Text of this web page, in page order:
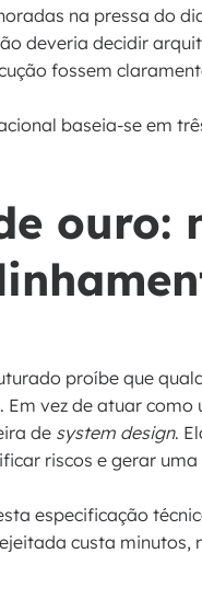
na pressa do
deveria decidir
fossem
baseia-se em
ouro:
proíbe que
vez de atuar
de system design.
riscos e gerar
especificação
custa